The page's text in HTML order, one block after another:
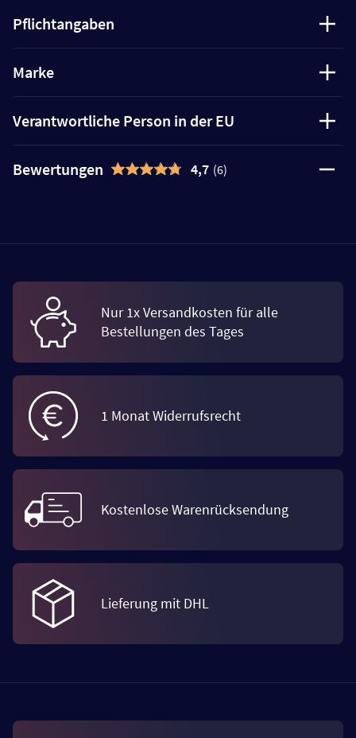
Pflichtangaben
Marke
Verantwortliche Person in der EU
Bewertungen 4,7 (6)
Nur 1x Versandkosten für alle
Bestellungen des Tages
1 Monat Widerrufsrecht
Kostenlose Warenrücksendung
Lieferung mit DHL